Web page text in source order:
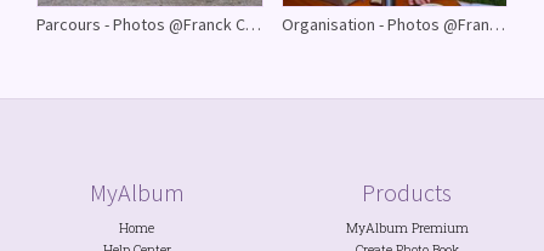
Parcours - Photos @Franck Cluzel Organisation - Photos @Franck Cluzel
MyAlbum
Home
Products
MyAlbum Premium